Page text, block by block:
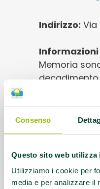
Consenso
Questo sito web utilizza
Utilizziamo i cookie per
media e per analizzare il
Indirizzo: Via
Memoria
decadimento
svolgono
funzioni
formati dalle
Contatti: